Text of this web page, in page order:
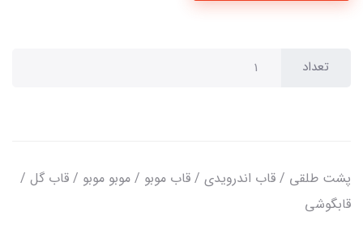
تعداد
پشت طلقی / قاب اندرویدی / قاب موبو / موبو موبو / قاب گل /
قابگوشی